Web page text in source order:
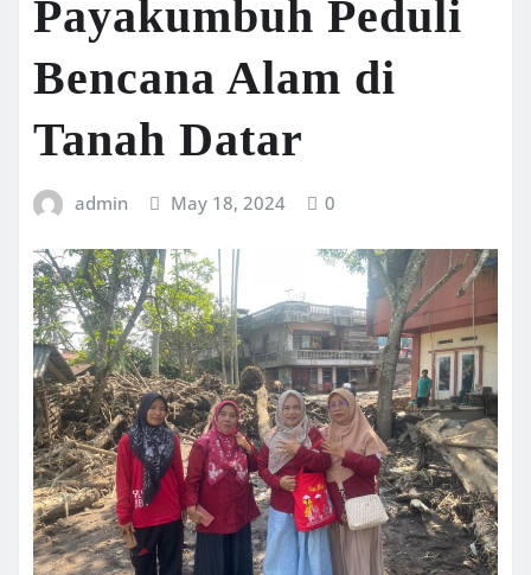
Payakumbuh Peduli
Bencana Alam di
Tanah Datar
admin May 18, 2024 0